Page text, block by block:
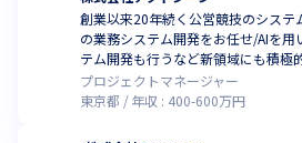
創業以来20年続く公営競技のシステ
の業務システム開発をお任せ/AIを用
テム開発も行うなど新領域にも積極
プロジェクトマネージャー
東京都
年収 : 400-600万円